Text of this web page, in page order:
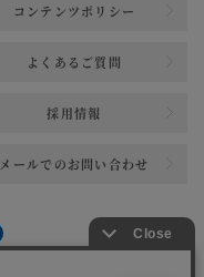
コンテンツポリシー
よくあるご質問
採用情報
メールでのお問い合わせ